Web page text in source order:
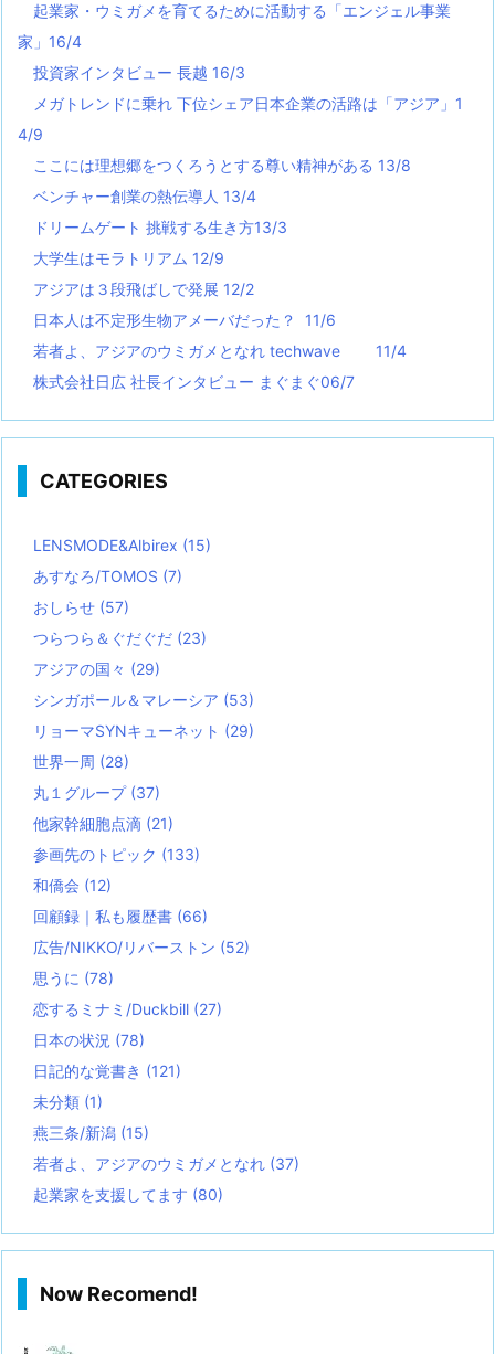
起業家・ウミガメを育てるために活動する「エンジェル事業
家」16/4
投資家インタビュー 長越 16/3
メガトレンドに乗れ 下位シェア日本企業の活路は「アジア」1
4/9
ここには理想郷をつくろうとする尊い精神がある 13/8
ベンチャー創業の熱伝導人 13/4
ドリームゲート 挑戦する生き方13/3
大学生はモラトリアム 12/9
アジアは３段飛ばしで発展 12/2
日本人は不定形生物アメーバだった？ 11/6
若者よ、アジアのウミガメとなれ techwave
11/4
株式会社日広 社長インタビュー まぐまぐ06/7
CATEGORIES
LENSMODE&Albirex (15)
あすなろ/TOMOS (7)
おしらせ (57)
つらつら＆ぐだぐだ (23)
アジアの国々 (29)
シンガポール＆マレーシア (53)
リョーマSYNキューネット (29)
世界一周 (28)
丸１グループ (37)
他家幹細胞点滴 (21)
参画先のトピック (133)
和僑会 (12)
回顧録｜私も履歴書 (66)
広告/NIKKO/リバーストン (52)
思うに (78)
恋するミナミ/Duckbill (27)
日本の状況 (78)
日記的な覚書き (121)
未分類 (1)
燕三条/新潟 (15)
若者よ、アジアのウミガメとなれ (37)
起業家を支援してます (80)
Now Recomend!